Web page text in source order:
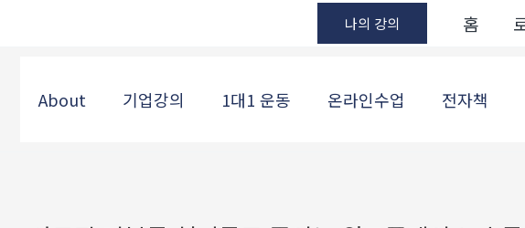
나의 강의 홈
About 기업강의 1대1 운동 온라인수업 전자책